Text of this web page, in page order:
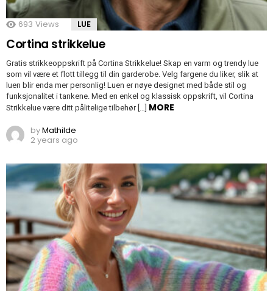
693 Views LUE
Cortina strikkelue
Gratis strikkeoppskrift på Cortina Strikkelue! Skap en varm og trendy lue
som vil være et flott tillegg til din garderobe. Velg fargene du liker, slik at
luen blir enda mer personlig! Luen er nøye designet med både stil og
funksjonalitet i tankene. Med en enkel og klassisk oppskrift, vil Cortina
Strikkelue være ditt pålitelige tilbehør […] MORE
byMathilde
2 years ago